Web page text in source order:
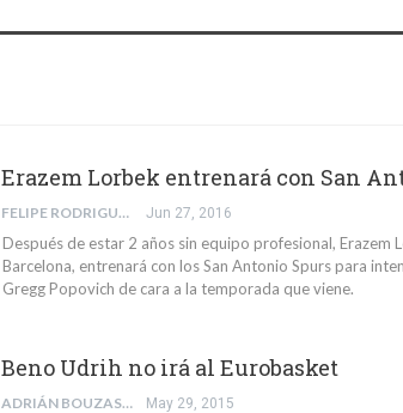
Erazem Lorbek entrenará con San
FELIPE RODRIGUEZ FRAGA Jun 27, 2016
Después de estar 2 años sin equipo profesional, Erazem
Barcelona, entrenará con los San Antonio Spurs para
Gregg Popovich de cara a la temporada que viene.
Beno Udrih no irá al Eurobasket
ADRIÁN BOUZAS ZAMUDIO May 29, 2015